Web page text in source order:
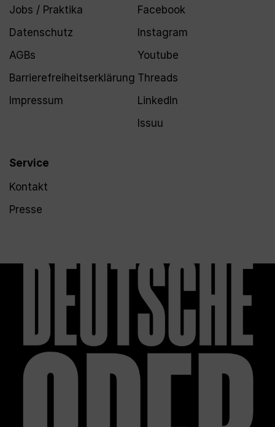
Jobs / Praktika
Datenschutz
AGBs
Barrierefreiheitserklärung
Impressum
Service
Kontakt
Presse
Facebook
Instagram
Youtube
Threads
LinkedIn
Issuu